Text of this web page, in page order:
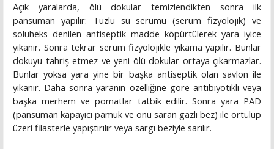
Açık yaralarda, ölü dokular temizlendikten sonra ilk
pansuman yapılır: Tuzlu su serumu (serum fizyolojik) ve
soluheks denilen antiseptik madde köpürtülerek yara iyice
yıkanır. Sonra tekrar serum fizyolojikle yıkama yapılır. Bunlar
dokuyu tahriş etmez ve yeni ölü dokular ortaya çıkarmazlar.
Bunlar yoksa yara yine bir başka antiseptik olan savlon ile
yıkanır. Daha sonra yaranın özelliğine göre antibiyotikli veya
başka merhem ve pomatlar tatbik edilir. Sonra yara PAD
(pansuman kapayıcı pamuk ve onu saran gazlı bez) ile örtülüp
üzeri filasterle yapıştırılır veya sargı beziyle sarılır.